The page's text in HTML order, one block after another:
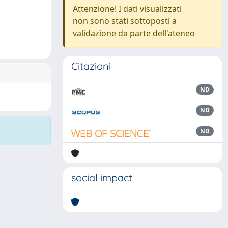
Attenzione! I dati visualizzati
non sono stati sottoposti a
validazione da parte dell'ateneo
Citazioni
ND
ND
ND
social impact